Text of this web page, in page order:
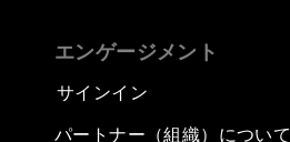
エンゲージメント
サインイン
パートナー（組織）について